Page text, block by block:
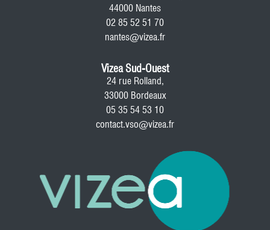
44000 Nantes
02 85 52 51 70
nantes@vizea.fr
Vizea Sud-Ouest
24 rue Rolland,
33000 Bordeaux
05 35 54 53 10
contact.vso@vizea.fr